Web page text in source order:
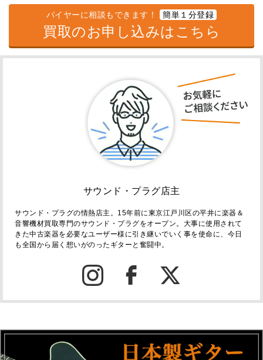
バイヤーに相談もできます！ 簡単１分登録
買取のお申し込みはこちら
サウンド・プラグ店主
サウンド・プラグの情熱店主。15年前に東京江戸川区の平井に楽器＆
音響機材買取専門のサウンド・プラグをオープン。大事に使用されて
きた中古楽器を必要なユーザー様に引き継いでいく事を使命に、今日
も全国から届く想いがのったギターと奮闘中。